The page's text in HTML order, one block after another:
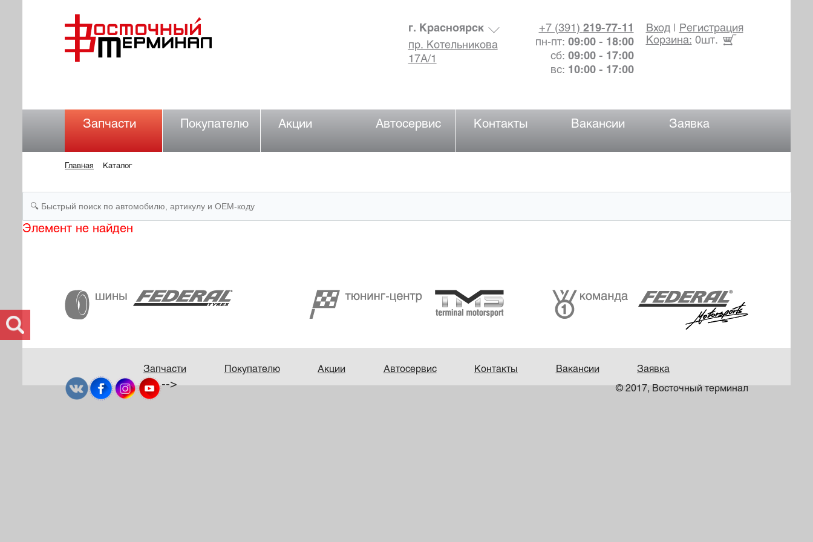
Вход|
Регистрация
Корзина: 0шт.
+7 (391) 219-77-11
пн-пт: 09:00 - 18:00
сб: 09:00 - 17:00
вс: 10:00 - 17:00
г. Красноярск
пр. Котельникова
17А/1
Запчасти Покупателю Акции Автосервис Контакты Вакансии Заявка
Главная Каталог
Элемент не найден
Запчасти Покупателю Акции Автосервис Контакты Вакансии Заявка
© 2017, Восточный терминал
-->